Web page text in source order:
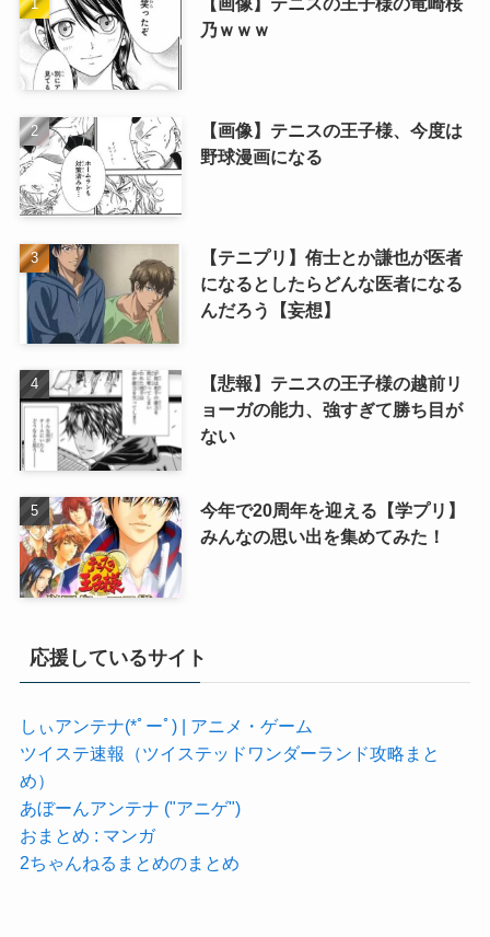
乃ｗｗｗ
【画像】テニスの王子様、今度は
野球漫画になる
【テニプリ】侑士とか謙也が医者
になるとしたらどんな医者になる
んだろう【妄想】
【悲報】テニスの王子様の越前リ
ョーガの能力、強すぎて勝ち目が
ない
今年で20周年を迎える【学プリ】
みんなの思い出を集めてみた！
応援しているサイト
しぃアンテナ(*ﾟーﾟ) | アニメ・ゲーム
ツイステ速報（ツイステッドワンダーランド攻略まと
め）
あぼーんアンテナ ("アニゲ")
おまとめ : マンガ
2ちゃんねるまとめのまとめ